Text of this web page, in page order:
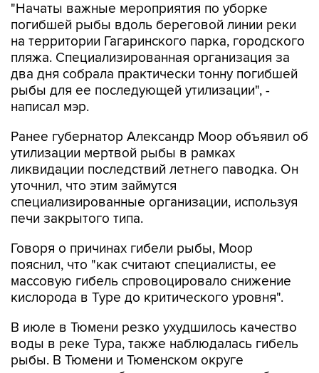
"Начаты важные мероприятия по уборке
погибшей рыбы вдоль береговой линии реки
на территории Гагаринского парка, городского
пляжа. Специализированная организация за
два дня собрала практически тонну погибшей
рыбы для ее последующей утилизации", -
написал мэр.
Ранее губернатор Александр Моор объявил об
утилизации мертвой рыбы в рамках
ликвидации последствий летнего паводка. Он
уточнил, что этим займутся
специализированные организации, используя
печи закрытого типа.
Говоря о причинах гибели рыбы, Моор
пояснил, что "как считают специалисты, ее
массовую гибель спровоцировало снижение
кислорода в Туре до критического уровня".
В июле в Тюмени резко ухудшилось качество
воды в реке Тура, также наблюдалась гибель
рыбы. В Тюмени и Тюменском округе